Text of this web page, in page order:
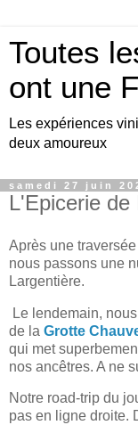
Toutes
ont une
Les expériences
deux amoureux
samedi 27 juin
L'Epicerie de
Après une
nous passons une
Largentière.
Le lendemain,
de la Grotte
qui met
nos ancêtres. A ne
Notre road-trip du
pas en ligne droite.